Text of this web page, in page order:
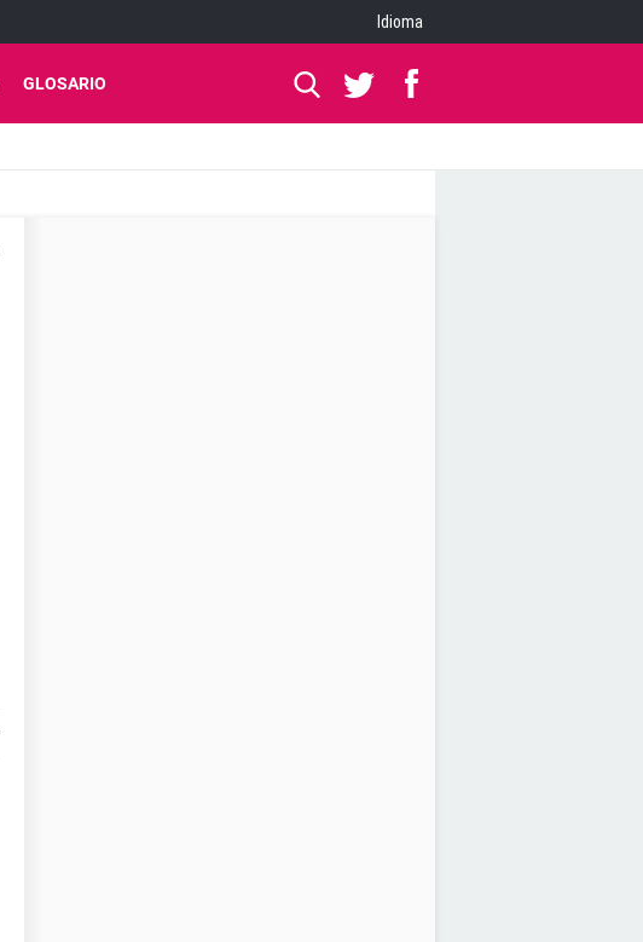
Idioma
GLOSARIO